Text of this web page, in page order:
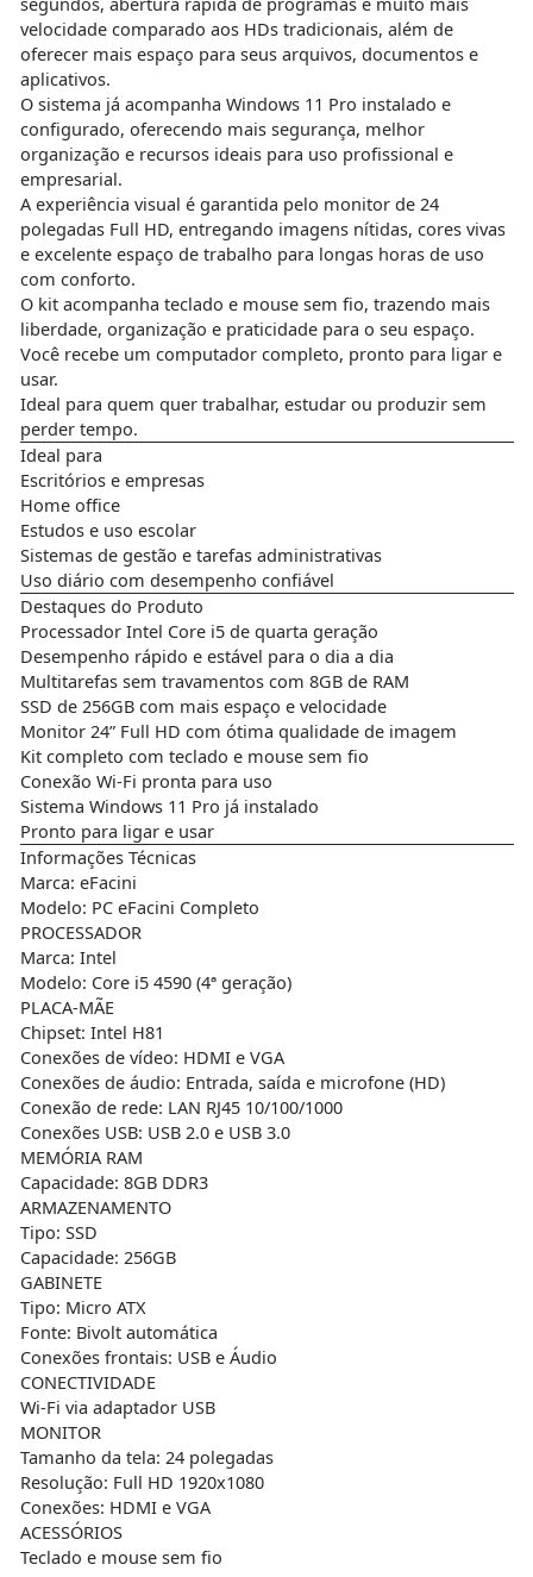
velocidade comparado aos HDs tradicionais, além de
oferecer mais espaço para seus arquivos, documentos e
aplicativos.
O sistema já acompanha Windows 11 Pro instalado e
configurado, oferecendo mais segurança, melhor
organização e recursos ideais para uso profissional e
empresarial.
A experiência visual é garantida pelo monitor de 24
polegadas Full HD, entregando imagens nítidas, cores vivas
e excelente espaço de trabalho para longas horas de uso
com conforto.
O kit acompanha teclado e mouse sem fio, trazendo mais
liberdade, organização e praticidade para o seu espaço.
Você recebe um computador completo, pronto para ligar e
usar.
Ideal para quem quer trabalhar, estudar ou produzir sem
perder tempo.
Ideal para
Escritórios e empresas
Home office
Estudos e uso escolar
Sistemas de gestão e tarefas administrativas
Uso diário com desempenho confiável
Destaques do Produto
Processador Intel Core i5 de quarta geração
Desempenho rápido e estável para o dia a dia
Multitarefas sem travamentos com 8GB de RAM
SSD de 256GB com mais espaço e velocidade
Monitor 24” Full HD com ótima qualidade de imagem
Kit completo com teclado e mouse sem fio
Conexão Wi-Fi pronta para uso
Sistema Windows 11 Pro já instalado
Pronto para ligar e usar
Informações Técnicas
Marca: eFacini
Modelo: PC eFacini Completo
PROCESSADOR
Marca: Intel
Modelo: Core i5 4590 (4ª geração)
PLACA-MÃE
Chipset: Intel H81
Conexões de vídeo: HDMI e VGA
Conexões de áudio: Entrada, saída e microfone (HD)
Conexão de rede: LAN RJ45 10/100/1000
Conexões USB: USB 2.0 e USB 3.0
MEMÓRIA RAM
Capacidade: 8GB DDR3
ARMAZENAMENTO
Tipo: SSD
Capacidade: 256GB
GABINETE
Tipo: Micro ATX
Fonte: Bivolt automática
Conexões frontais: USB e Áudio
CONECTIVIDADE
Wi-Fi via adaptador USB
MONITOR
Tamanho da tela: 24 polegadas
Resolução: Full HD 1920x1080
Conexões: HDMI e VGA
ACESSÓRIOS
Teclado e mouse sem fio